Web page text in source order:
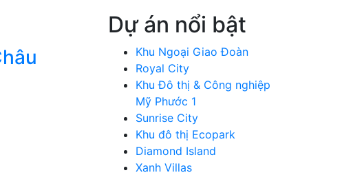
Dự án nổi bật
Khu Ngoại Giao Đoàn
Royal City
Khu Đô thị & Công nghiệp
Mỹ Phước 1
Sunrise City
Khu đô thị Ecopark
Diamond Island
Xanh Villas